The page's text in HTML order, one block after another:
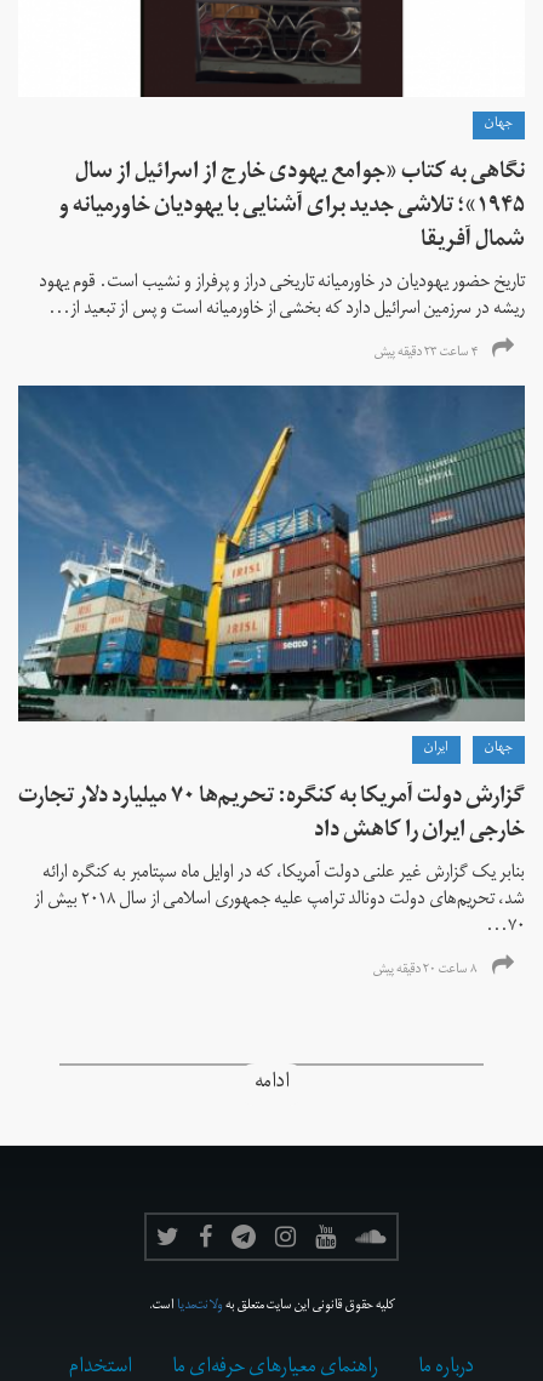
جهان
نگاهی به کتاب «جوامع یهودی خارج از اسرائیل از سال
۱۹۴۵»؛ تلاشی جدید برای آشنایی با یهودیان خاورمیانه و
شمال آفریقا
تاریخ حضور یهودیان در خاورمیانه تاریخی دراز و پرفراز و نشیب است. قوم یهود
ریشه در سرزمین اسرائیل دارد که بخشی از خاورمیانه است و پس از تبعید از...
۴ ساعت ۲۳ دقیقه پیش
جهان ايران
گزارش دولت آمریکا به کنگره: تحریم‌ها ۷۰ میلیارد دلار تجارت
خارجی ایران را کاهش داد
بنابر یک گزارش غیر علنی دولت آمریکا، که در اوایل ماه سپتامبر به کنگره ارائه
شد، تحریم‌های دولت دونالد ترامپ علیه جمهوری اسلامی از سال ۲۰۱۸ بیش از
۷۰...
۸ ساعت ۲۰ دقیقه پیش
ادامه
کلیه حقوق قانونی این سایت متعلق بهولانت‌مدیااست.
درباره ما راهنمای معیارهای حرفه‌ای ما استخدام